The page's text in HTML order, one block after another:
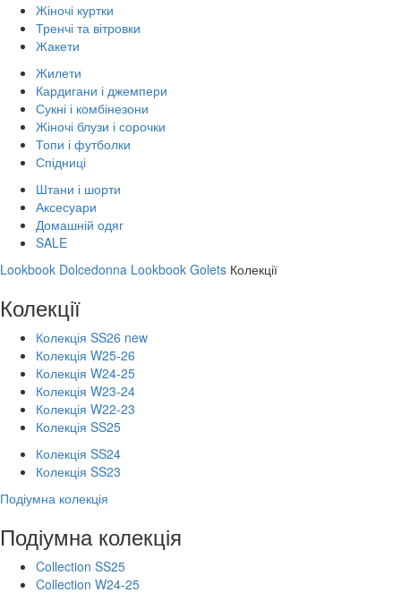
Жіночі куртки
Тренчі та вітровки
Жакети
Жилети
Кардигани і джемпери
Сукні і комбінезони
Жіночі блузи і сорочки
Топи і футболки
Спідниці
Штани і шорти
Аксесуари
Домашній одяг
SALE
Lookbook Dolcedonna Lookbook Golets Колекції
Колекції
Колекція SS26 new
Колекція W25-26
Колекція W24-25
Колекція W23-24
Колекція W22-23
Колекція SS25
Колекція SS24
Колекція SS23
Подіумна колекція
Подіумна колекція
Collection SS25
Collection W24-25